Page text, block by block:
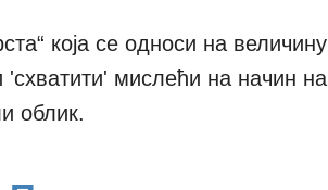
која се односи на величину
'схватити' мислећи на начин на
облик.